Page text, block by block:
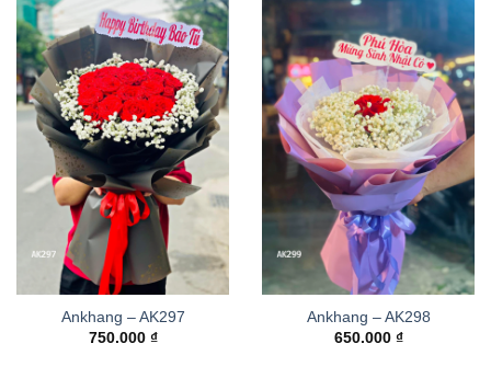
Ankhang – AK297
750.000 ₫
Ankhang – AK298
650.000 ₫